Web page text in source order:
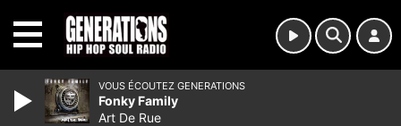
VOUS ÉCOUTEZ GENERATIONS
Fonky Family
Art De Rue